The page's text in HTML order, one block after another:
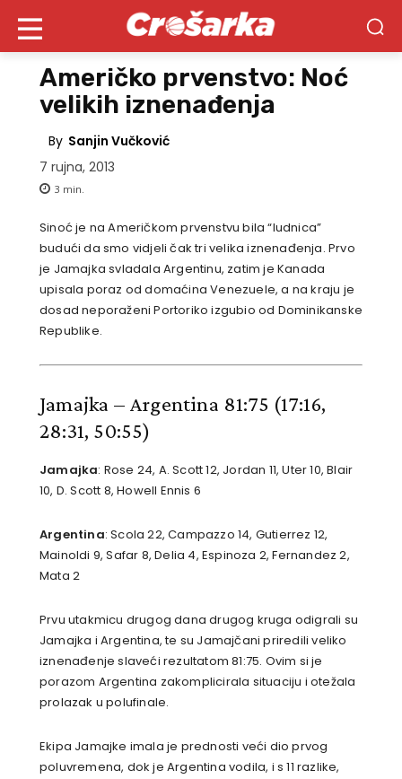
Američko prvenstvo: Noć
velikih iznenađenja
By Sanjin Vučković
7 rujna, 2013
3 min.
Sinoć je na Američkom prvenstvu bila “ludnica”
budući da smo vidjeli čak tri velika iznenađenja. Prvo
je Jamajka svladala Argentinu, zatim je Kanada
upisala poraz od domaćina Venezuele, a na kraju je
dosad neporaženi Portoriko izgubio od Dominikanske
Republike.
Jamajka – Argentina 81:75 (17:16,
28:31, 50:55)
Jamajka: Rose 24, A. Scott 12, Jordan 11, Uter 10, Blair
10, D. Scott 8, Howell Ennis 6
Argentina: Scola 22, Campazzo 14, Gutierrez 12,
Mainoldi 9, Safar 8, Delia 4, Espinoza 2, Fernandez 2,
Mata 2
Prvu utakmicu drugog dana drugog kruga odigrali su
Jamajka i Argentina, te su Jamajčani priredili veliko
iznenađenje slaveći rezultatom 81:75. Ovim si je
porazom Argentina zakomplicirala situaciju i otežala
prolazak u polufinale.
Ekipa Jamajke imala je prednosti veći dio prvog
poluvremena, dok je Argentina vodila, i s 11 razlike,